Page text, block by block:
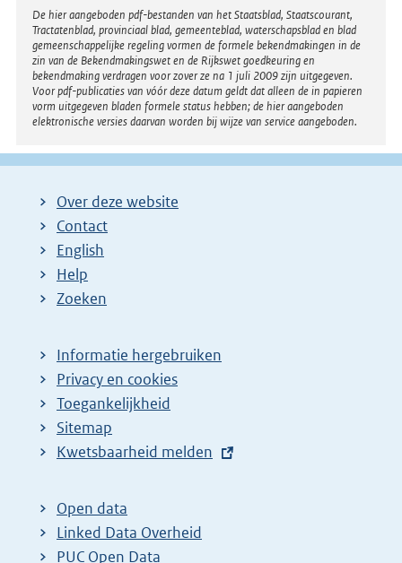
n
e
l
i
n
k
:
Disclaimer
De hier aangeboden pdf-bestanden van het Staatsblad, Staatscourant,
Tractatenblad, provinciaal blad, gemeenteblad, waterschapsblad en blad
gemeenschappelijke regeling vormen de formele bekendmakingen in de
zin van de Bekendmakingswet en de Rijkswet goedkeuring en
bekendmaking verdragen voor zover ze na 1 juli 2009 zijn uitgegeven.
Voor pdf-publicaties van vóór deze datum geldt dat alleen de in papieren
vorm uitgegeven bladen formele status hebben; de hier aangeboden
elektronische versies daarvan worden bij wijze van service aangeboden.
Over deze website
Contact
English
Help
Zoeken
Informatie hergebruiken
Privacy en cookies
Toegankelijkheid
Sitemap
E
t
e
r
Kwetsbaarheid melden
Open data
Linked Data Overheid
PUC Open Data